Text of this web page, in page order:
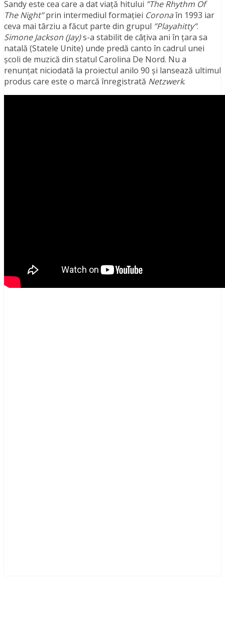
Sandy este cea care a dat viață hitului ”The Rhythm Of
The Night”prin intermediul formației Coronaîn 1993 iar
ceva mai târziu a făcut parte din grupul ”Playahitty”.
Simone Jackson (Jay)s-a stabilit de câțiva ani în țara sa
natală (Statele Unite) unde predă canto în cadrul unei
școli de muzică din statul Carolina De Nord. Nu a
renunțat niciodată la proiectul anilo 90 și lansează ultimul
produs care este o marcă înregistrată Netzwerk.